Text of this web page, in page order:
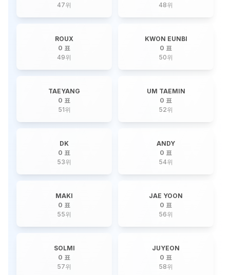
47위
48위
ROUX
0 표
49위
KWON EUNBI
0 표
50위
TAEYANG
0 표
51위
UM TAEMIN
0 표
52위
DK
0 표
53위
ANDY
0 표
54위
MAKI
0 표
55위
JAE YOON
0 표
56위
SOLMI
0 표
57위
JUYEON
0 표
58위